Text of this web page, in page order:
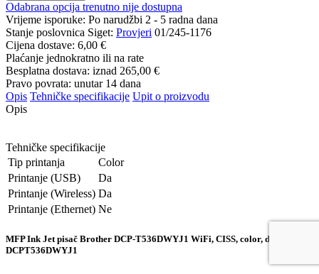
Odabrana opcija trenutno nije dostupna
Vrijeme isporuke: Po narudžbi 2 - 5 radna dana
Stanje poslovnica Siget: Provjeri 01/245-1176
Cijena dostave: 6,00 €
Plaćanje jednokratno ili na rate
Besplatna dostava: iznad 265,00 €
Pravo povrata: unutar 14 dana
Opis Tehničke specifikacije Upit o proizvodu
Opis
Tehničke specifikacije
Tip printanja
Color
Printanje (USB)
Da
Printanje (Wireless) Da
Printanje (Ethernet) Ne
MFP Ink Jet pisač Brother DCP-T536DWYJ1 WiFi, CISS, color, duplex,
DCPT536DWYJ1